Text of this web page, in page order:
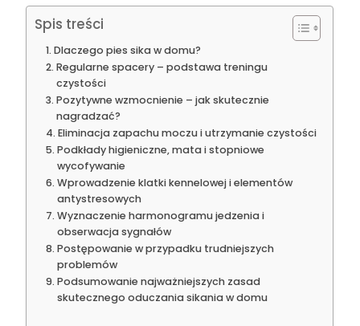
Spis treści
Dlaczego pies sika w domu?
Regularne spacery – podstawa treningu
czystości
Pozytywne wzmocnienie – jak skutecznie
nagradzać?
Eliminacja zapachu moczu i utrzymanie czystości
Podkłady higieniczne, mata i stopniowe
wycofywanie
Wprowadzenie klatki kennelowej i elementów
antystresowych
Wyznaczenie harmonogramu jedzenia i
obserwacja sygnałów
Postępowanie w przypadku trudniejszych
problemów
Podsumowanie najważniejszych zasad
skutecznego oduczania sikania w domu